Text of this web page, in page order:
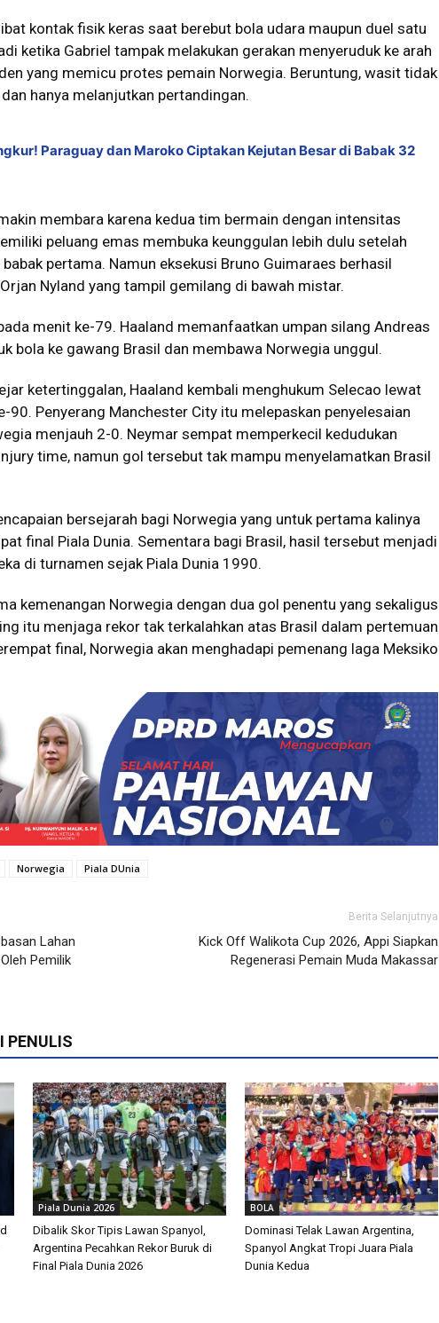
kontak fisik keras saat berebut bola udara maupun duel satu
ketika Gabriel tampak melakukan gerakan menyeruduk ke arah
yang memicu protes pemain Norwegia. Beruntung, wasit tidak
hanya melanjutkan pertandingan.
Paraguay dan Maroko Ciptakan Kejutan Besar di Babak 32
membara karena kedua tim bermain dengan intensitas
peluang emas membuka keunggulan lebih dulu setelah
pertama. Namun eksekusi Bruno Guimaraes berhasil
Nyland yang tampil gemilang di bawah mistar.
menit ke-79. Haaland memanfaatkan umpan silang Andreas
bola ke gawang Brasil dan membawa Norwegia unggul.
ketertinggalan, Haaland kembali menghukum Selecao lewat
90. Penyerang Manchester City itu melepaskan penyelesaian
menjauh 2-0. Neymar sempat memperkecil kedudukan
time, namun gol tersebut tak mampu menyelamatkan Brasil
bersejarah bagi Norwegia yang untuk pertama kalinya
final Piala Dunia. Sementara bagi Brasil, hasil tersebut menjadi
di turnamen sejak Piala Dunia 1990.
kemenangan Norwegia dengan dua gol penentu yang sekaligus
itu menjaga rekor tak terkalahkan atas Brasil dalam pertemuan
final, Norwegia akan menghadapi pemenang laga Meksiko
Norwegia Piala DUnia
Lahan
Pemilik
Berita Selanjutnya
Kick Off Walikota Cup 2026, Appi Siapkan
Regenerasi Pemain Muda Makassar
PENULIS
Piala Dunia 2026
Dibalik Skor Tipis Lawan Spanyol,
Argentina Pecahkan Rekor Buruk di
Final Piala Dunia 2026
BOLA
Dominasi Telak Lawan Argentina,
Spanyol Angkat Tropi Juara Piala
Dunia Kedua